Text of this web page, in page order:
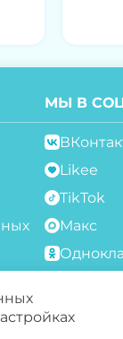
МЫ В
Likee
TikTok
Макс